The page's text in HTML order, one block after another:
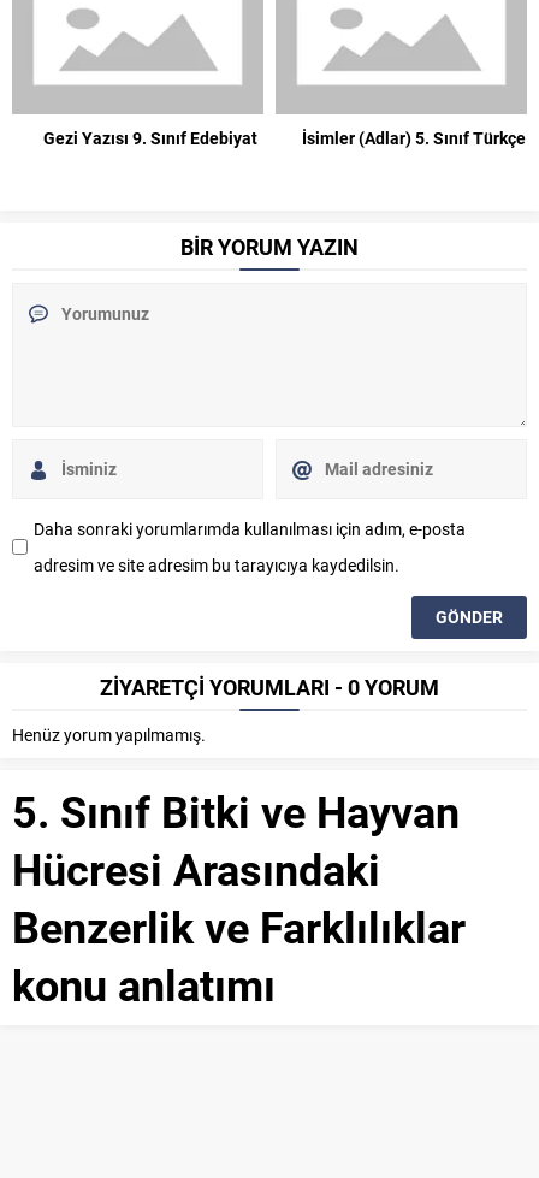
Gezi Yazısı 9. Sınıf Edebiyat İsimler (Adlar) 5. Sınıf Türkçe
BİR YORUM YAZIN
Daha sonraki yorumlarımda kullanılması için adım, e-posta
adresim ve site adresim bu tarayıcıya kaydedilsin.
ZİYARETÇİ YORUMLARI - 0 YORUM
Henüz yorum yapılmamış.
5. Sınıf Bitki ve Hayvan
Hücresi Arasındaki
Benzerlik ve Farklılıklar
konu anlatımı